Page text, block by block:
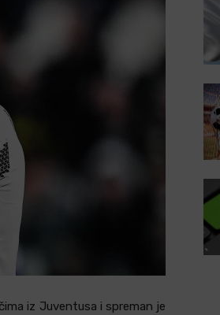
iz Juventusa i spreman je